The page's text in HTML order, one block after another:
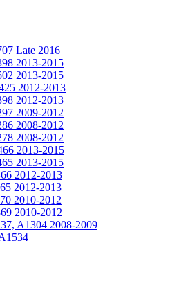
Late 2016
2013-2015
2013-2015
2012-2013
2012-2013
2009-2012
2008-2012
2008-2012
2013-2015
2013-2015
2012-2013
2012-2013
2010-2012
2010-2012
A1304 2008-2009